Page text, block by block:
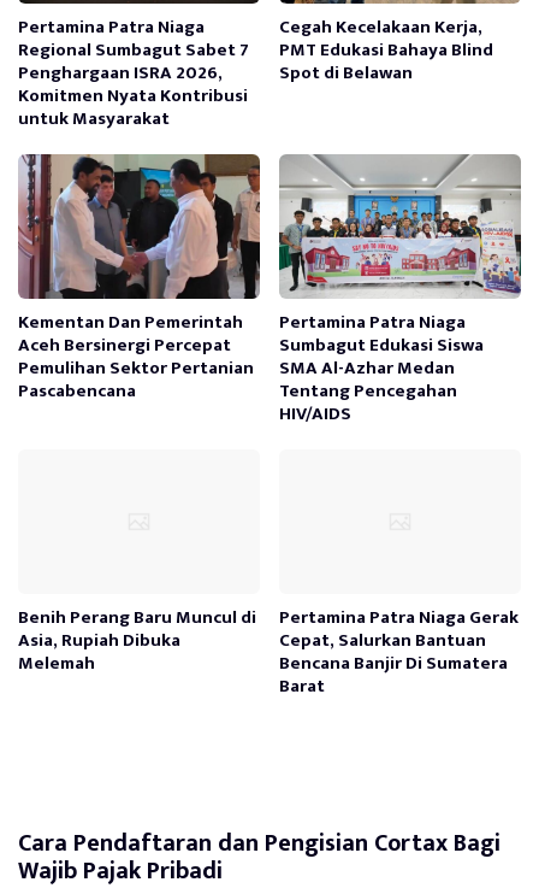
Pertamina Patra Niaga
Regional Sumbagut Sabet 7
Penghargaan ISRA 2026,
Komitmen Nyata Kontribusi
untuk Masyarakat
Cegah Kecelakaan Kerja,
PMT Edukasi Bahaya Blind
Spot di Belawan
Kementan Dan Pemerintah
Aceh Bersinergi Percepat
Pemulihan Sektor Pertanian
Pascabencana
Pertamina Patra Niaga
Sumbagut Edukasi Siswa
SMA Al-Azhar Medan
Tentang Pencegahan
HIV/AIDS
Benih Perang Baru Muncul di
Asia, Rupiah Dibuka
Melemah
Pertamina Patra Niaga Gerak
Cepat, Salurkan Bantuan
Bencana Banjir Di Sumatera
Barat
Cara Pendaftaran dan Pengisian Cortax Bagi
Wajib Pajak Pribadi